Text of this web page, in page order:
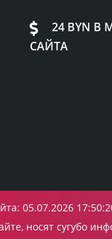
24 BYN В
САЙТА
05.07.2026
носят сугубо